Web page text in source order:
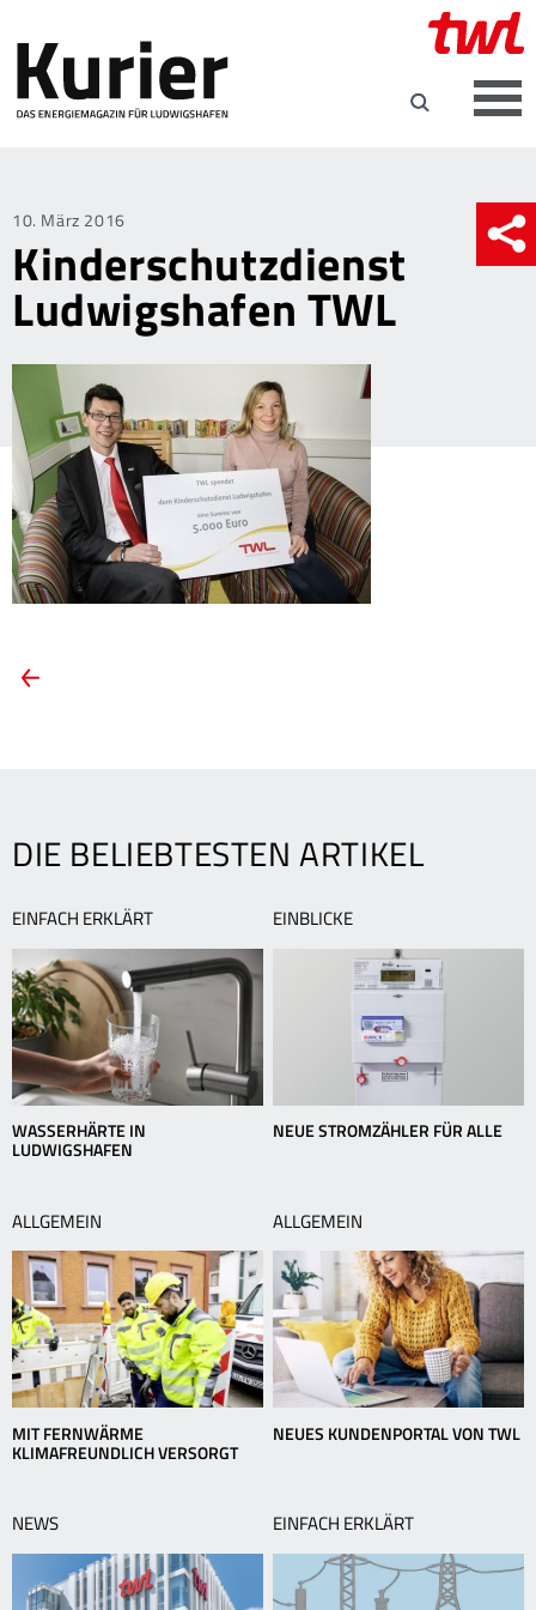
Posted
on
10. März 2016
Kinderschutzdienst
Ludwigshafen TWL
ARTIKEL-
Ludwigshafen
DIE BELIEBTESTEN ARTIKEL
EINFACH ERKLÄRT
WASSERHÄRTE IN
LUDWIGSHAFEN
EINBLICKE
NEUE STROMZÄHLER FÜR ALLE
ALLGEMEIN
MIT FERNWÄRME
KLIMAFREUNDLICH VERSORGT
ALLGEMEIN
NEUES KUNDENPORTAL VON TWL
NEWS EINFACH ERKLÄRT